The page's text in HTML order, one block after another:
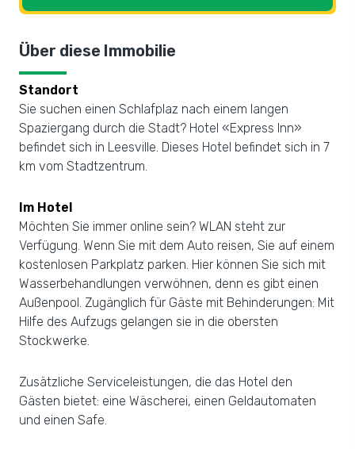
Über diese Immobilie
Standort
Sie suchen einen Schlafplaz nach einem langen
Spaziergang durch die Stadt? Hotel «Express Inn»
befindet sich in Leesville. Dieses Hotel befindet sich in 7
km vom Stadtzentrum.
Im Hotel
Möchten Sie immer online sein? WLAN steht zur
Verfügung. Wenn Sie mit dem Auto reisen, Sie auf einem
kostenlosen Parkplatz parken. Hier können Sie sich mit
Wasserbehandlungen verwöhnen, denn es gibt einen
Außenpool. Zugänglich für Gäste mit Behinderungen: Mit
Hilfe des Aufzugs gelangen sie in die obersten
Stockwerke.
Zusätzliche Serviceleistungen, die das Hotel den
Gästen bietet: eine Wäscherei, einen Geldautomaten
und einen Safe.